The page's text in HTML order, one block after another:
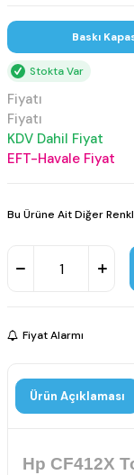
Baskı
Stokta Var
Fiyatı
Fiyatı
KDV Dahil Fiyat
EFT-Havale Fiyat
Bu Ürüne Ait Diğer
Fiyat Alarmı
Ürün Açıklaması
Hp CF412X